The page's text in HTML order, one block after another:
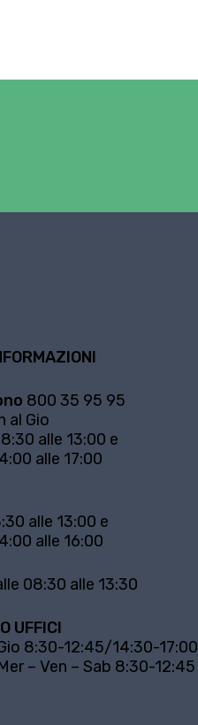
800 35 95 95
al Gio
alle 13:00 e
alle 17:00
alle 13:00 e
alle 16:00
08:30 alle 13:30
UFFICI
8:30-12:45/14:30-17:00
– Ven – Sab 8:30-12:45